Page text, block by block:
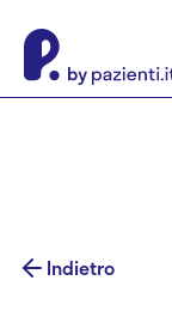
Indietro